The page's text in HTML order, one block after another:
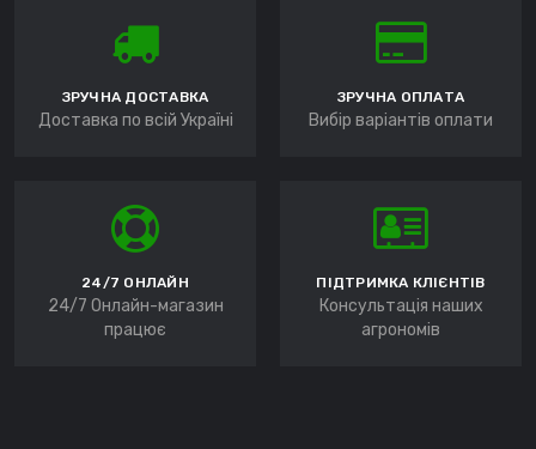
ЗРУЧНА ДОСТАВКА
Доставка по всій Україні
ЗРУЧНА ОПЛАТА
Вибір варіантів оплати
24/7 ОНЛАЙН
24/7 Онлайн-магазин
працює
ПІДТРИМКА КЛІЄНТІВ
Консультація наших
агрономів